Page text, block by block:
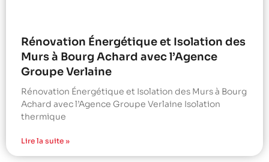
Rénovation Énergétique et Isolation des
Murs à Bourg Achard avec l’Agence
Groupe Verlaine
Rénovation Énergétique et Isolation des Murs à Bourg
Achard avec l’Agence Groupe Verlaine Isolation
thermique
Lire la suite »